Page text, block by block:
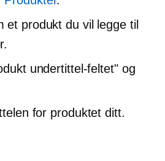
et produkt du vil legge til
undertittel-feltet" og
for produktet ditt.